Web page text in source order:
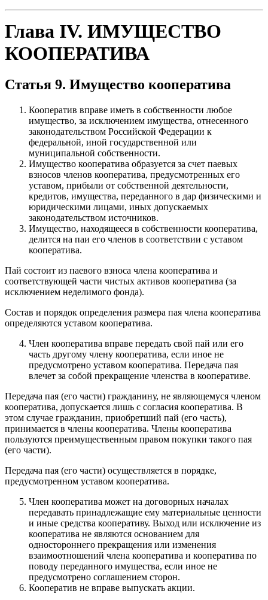
Глава IV. ИМУЩЕСТВО
КООПЕРАТИВА
Статья 9. Имущество кооператива
Кооператив вправе иметь в собственности любое
имущество, за исключением имущества, отнесенного
законодательством Российской Федерации к
федеральной, иной государственной или
муниципальной собственности.
Имущество кооператива образуется за счет паевых
взносов членов кооператива, предусмотренных его
уставом, прибыли от собственной деятельности,
кредитов, имущества, переданного в дар физическими и
юридическими лицами, иных допускаемых
законодательством источников.
Имущество, находящееся в собственности кооператива,
делится на паи его членов в соответствии с уставом
кооператива.
Пай состоит из паевого взноса члена кооператива и
соответствующей части чистых активов кооператива (за
исключением неделимого фонда).
Состав и порядок определения размера пая члена кооператива
определяются уставом кооператива.
Член кооператива вправе передать свой пай или его
часть другому члену кооператива, если иное не
предусмотрено уставом кооператива. Передача пая
влечет за собой прекращение членства в кооперативе.
Передача пая (его части) гражданину, не являющемуся членом
кооператива, допускается лишь с согласия кооператива. В
этом случае гражданин, приобретший пай (его часть),
принимается в члены кооператива. Члены кооператива
пользуются преимущественным правом покупки такого пая
(его части).
Передача пая (его части) осуществляется в порядке,
предусмотренном уставом кооператива.
Член кооператива может на договорных началах
передавать принадлежащие ему материальные ценности
и иные средства кооперативу. Выход или исключение из
кооператива не являются основанием для
одностороннего прекращения или изменения
взаимоотношений члена кооператива и кооператива по
поводу переданного имущества, если иное не
предусмотрено соглашением сторон.
Кооператив не вправе выпускать акции.